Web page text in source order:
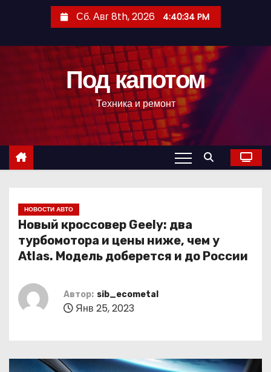
с
Сб. Авг 8th, 2026 4:40:35 PM
Под капотом
Техника и ремонт
НОВОСТИ АВТО
Новый кроссовер Geely: два
турбомотора и цены ниже, чем у
Atlas. Модель доберется и до России
Автор: sib_ecometal
Янв 25, 2023